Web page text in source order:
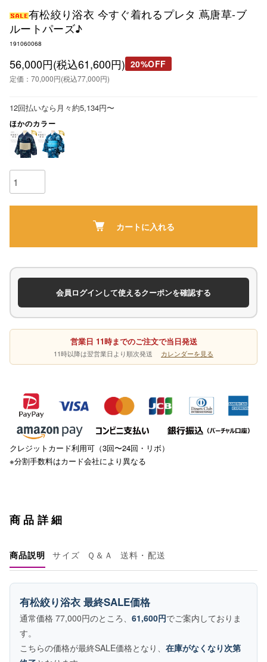
有松絞り浴衣 今すぐ着れるプレタ 蔦唐草-ブ
ルートパーズ♪
191060068
56,000円(税込61,600円) 20%OFF
定価：70,000円(税込77,000円)
12回払いなら月々約5,134円〜
ほかのカラー
カートに入れる
会員ログインして使えるクーポンを確認する
営業日 11時までのご注文で当日発送
11時以降は翌営業日より順次発送 カレンダーを見る
クレジットカード利用可（3回〜24回・リボ）
※分割手数料はカード会社により異なる
商品詳細
商品説明 サイズ Ｑ＆Ａ 送料・配送
有松絞り浴衣 最終SALE価格
通常価格 77,000円のところ、 61,600円でご案内しておりま
す。
こちらの価格が最終SALE価格となり、 在庫がなくなり次第